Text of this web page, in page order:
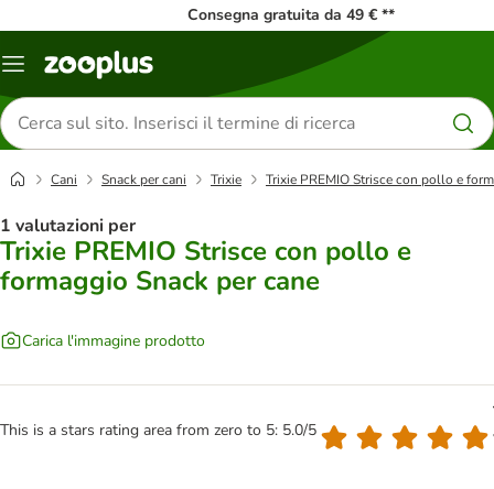
Consegna gratuita da 49 € **
Overview
Cerca
prodotti
Cani Snack per cani Trixie Trixie PREMIO Strisce con pollo e
1 valutazioni per
Trixie PREMIO Strisce con pollo e
formaggio Snack per cane
Carica l'immagine prodotto
This is a stars rating area from zero to 5: 5.0/5